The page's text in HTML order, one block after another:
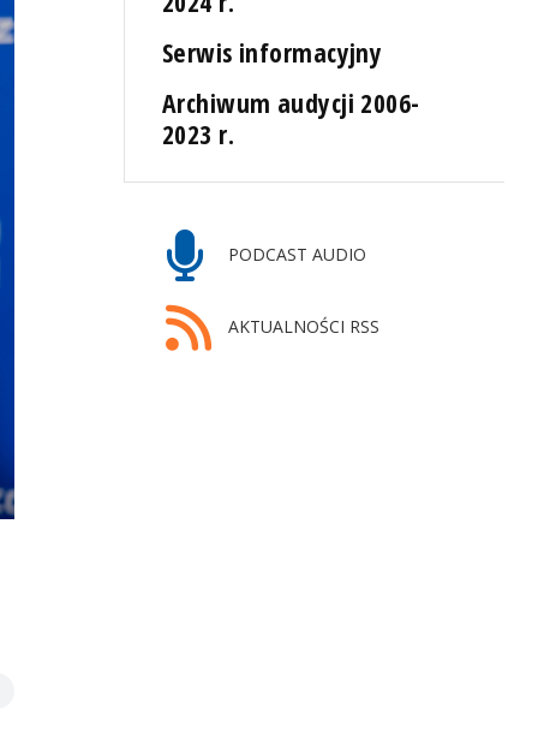
Serwis informacyjny
Archiwum audycji 2006-
2023 r.
PODCAST AUDIO
AKTUALNOŚCI RSS